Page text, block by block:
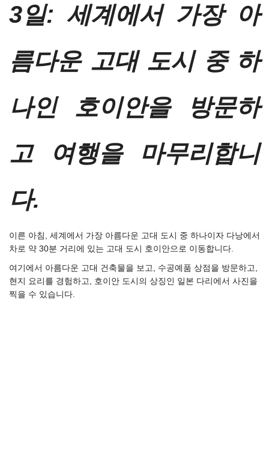
3일: 세계에서 가장 아
름다운 고대 도시 중 하
나인 호이안을 방문하
고 여행을 마무리합니
다.
이른 아침, 세계에서 가장 아름다운 고대 도시 중 하나이자 다낭에서
차로 약 30분 거리에 있는 고대 도시 호이안으로 이동합니다.
여기에서 아름다운 고대 건축물을 보고, 수공예품 상점을 방문하고,
현지 요리를 경험하고, 호이안 도시의 상징인 일본 다리에서 사진을
찍을 수 있습니다.